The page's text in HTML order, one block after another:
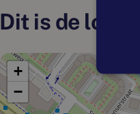
Dit is de locatie
+
−